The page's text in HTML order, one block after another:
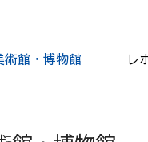
術館・博物館 レ